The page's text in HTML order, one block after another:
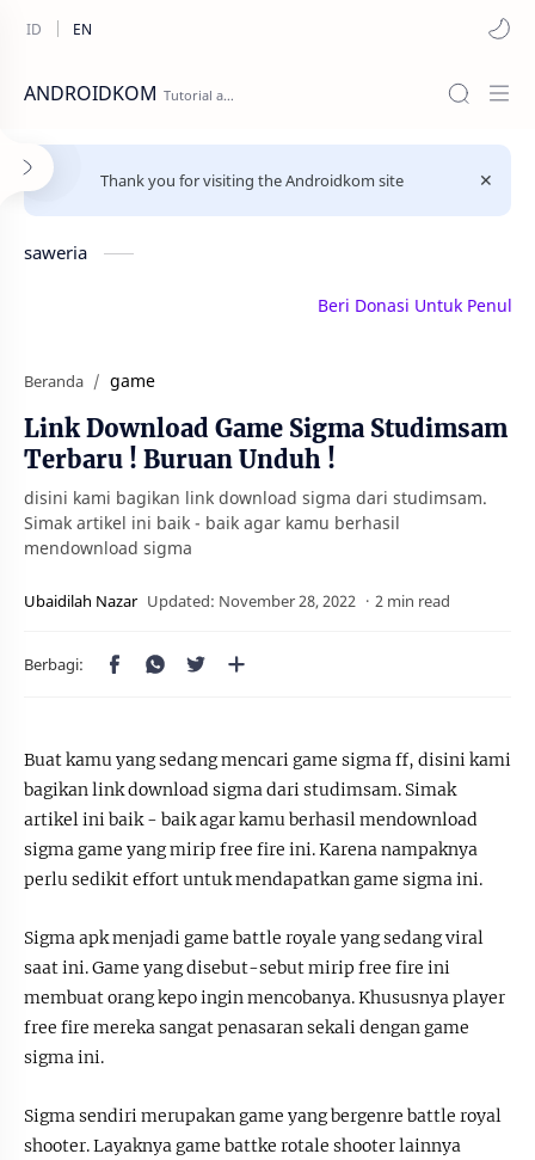
ANDROIDKOM
Thank you for visiting the Androidkom site
saweria
Beri Donasi Untuk Penulis |
Beranda game
Link Download Game Sigma Studimsam
Terbaru ! Buruan Unduh !
disini kami bagikan link download sigma dari studimsam.
Simak artikel ini baik - baik agar kamu berhasil
mendownload sigma
2 min read
Buat kamu yang sedang mencari game sigma ff, disini kami
bagikan link download sigma dari studimsam. Simak
artikel ini baik - baik agar kamu berhasil mendownload
sigma game yang mirip free fire ini. Karena nampaknya
perlu sedikit effort untuk mendapatkan game sigma ini.
Sigma apk menjadi game battle royale yang sedang viral
saat ini. Game yang disebut-sebut mirip free fire ini
membuat orang kepo ingin mencobanya. Khususnya player
free fire mereka sangat penasaran sekali dengan game
sigma ini.
Sigma sendiri merupakan game yang bergenre battle royal
shooter. Layaknya game battke rotale shooter lainnya